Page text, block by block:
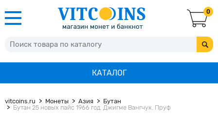
0
КАТАЛОГ
vitcoins.ru Монеты Азия
Бутан
Бутан 25 новых пайс 1966 год. Джигме Вангчук. Пруф